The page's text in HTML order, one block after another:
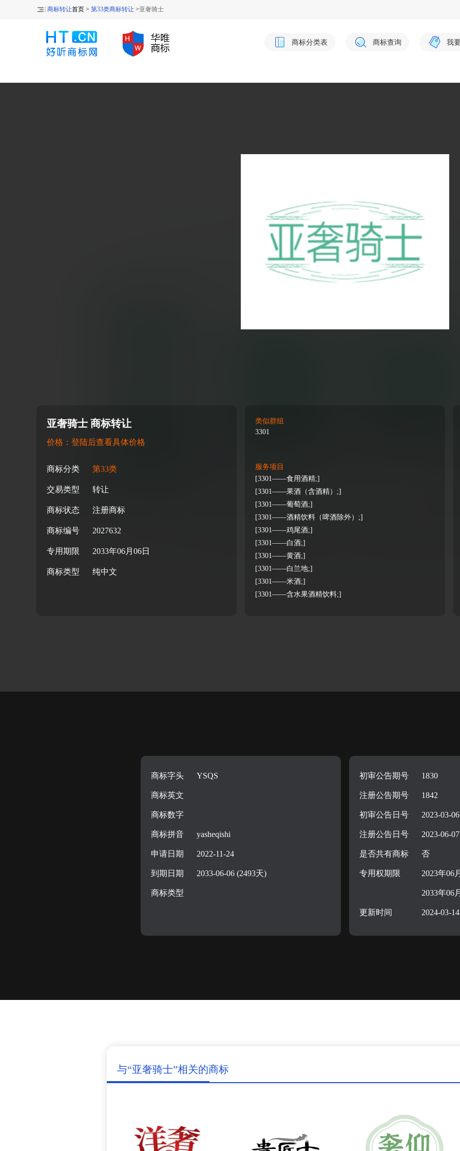
商标转让首页 > 第33类商标转让 >亚奢骑士
商标分类表 商标查询 我
亚奢骑士 商标转让
价格：登陆后查看具体价格
商标分类 第33类
交易类型 转让
商标状态 注册商标
商标编号 2027632
专用期限 2033年06月06日
商标类型 纯中文
类似群组
3301
服务项目
[3301——食用酒精;]
[3301——果酒（含酒精）;]
[3301——葡萄酒;]
[3301——酒精饮料（啤酒除外）;]
[3301——鸡尾酒;]
[3301——白酒;]
[3301——黄酒;]
[3301——白兰地;]
[3301——米酒;]
[3301——含水果酒精饮料;]
商标字头 YSQS
商标英文
商标数字
商标拼音 yasheqishi
申请日期 2022-11-24
到期日期 2033-06-06 (2493天)
商标类型
初审公告期号 1830
注册公告期号 1842
初审公告日号 2023-03-06
注册公告日号 2023-06-07
是否共有商标 否
专用权期限 2023年06
2033年06
更新时间 2024-03-14
与“亚奢骑士”相关的商标